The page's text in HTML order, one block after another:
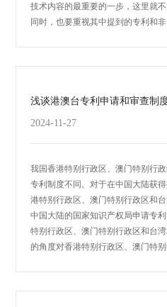
技术内容的最重要的一步，这里就
同时，也要重视其中提到的专利和
浅谈港澳台专利申请和审查制
2024-11-27
我国香港特别行政区、澳门特别行
专利制度不同。对于在中国大陆获
港特别行政区、澳门特别行政区和
中国大陆的国家知识产权局申请专
特别行政区、澳门特别行政区和台
的角度对香港特别行政区、澳门特别